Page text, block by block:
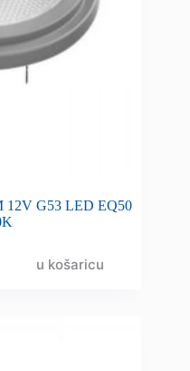
12V G53 LED EQ50
u košaricu